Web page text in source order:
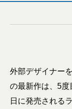
外部デザイナー
の最新作は、5
日に発売される